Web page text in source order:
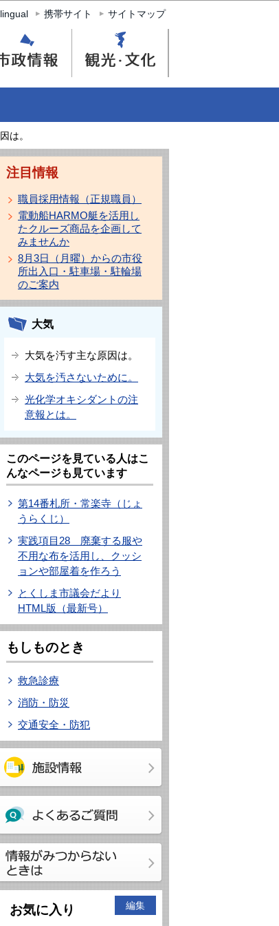
携帯サイト サイトマップ
は。
注目情報
職員採用情報（正規職員）
電動船HARMO艇を活用し
たクルーズ商品を企画して
みませんか
8月3日（月曜）からの市役
所出入口・駐車場・駐輪場
のご案内
大気
大気を汚す主な原因は。
大気を汚さないために。
光化学オキシダントの注
意報とは。
このページを見ている人はこ
んなページも見ています
第14番札所・常楽寺（じょ
うらくじ）
実践項目28 廃棄する服や
不用な布を活用し、クッシ
ョンや部屋着を作ろう
とくしま市議会だより
HTML版（最新号）
もしものとき
救急診療
消防・防災
交通安全・防犯
お気に入り 編集